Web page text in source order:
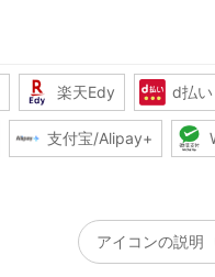
楽天Edy d払い
支付宝/Alipay+
アイコンの説明